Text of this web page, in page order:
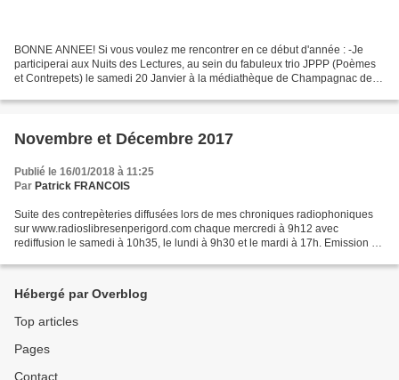
BONNE ANNEE! Si vous voulez me rencontrer en ce début d'année : -Je
participerai aux Nuits des Lectures, au sein du fabuleux trio JPPP (Poèmes
et Contrepets) le samedi 20 Janvier à la médiathèque de Champagnac de
Novembre et Décembre 2017
Publié le 16/01/2018 à 11:25
Par Patrick FRANCOIS
Suite des contrepèteries diffusées lors de mes chroniques radiophoniques
sur www.radioslibresenperigord.com chaque mercredi à 9h12 avec
rediffusion le samedi à 10h35, le lundi à 9h30 et le mardi à 17h. Emission du
Hébergé par Overblog
Top articles
Pages
Contact